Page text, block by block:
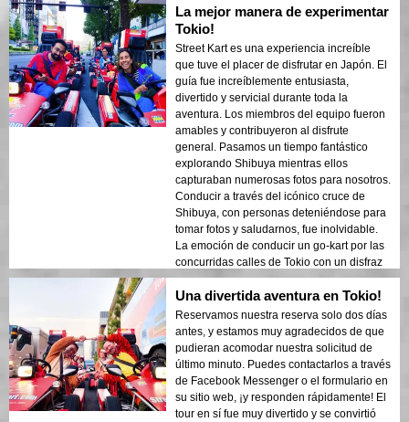
La mejor manera de experimentar
Tokio!
Street Kart es una experiencia increíble
que tuve el placer de disfrutar en Japón. El
guía fue increíblemente entusiasta,
divertido y servicial durante toda la
aventura. Los miembros del equipo fueron
amables y contribuyeron al disfrute
general. Pasamos un tiempo fantástico
explorando Shibuya mientras ellos
capturaban numerosas fotos para nosotros.
Conducir a través del icónico cruce de
Shibuya, con personas deteniéndose para
tomar fotos y saludarnos, fue inolvidable.
La emoción de conducir un go-kart por las
concurridas calles de Tokio con un disfraz
divertido fue algo único. ¡Ya estoy
deseando volver y revivir esta increíble
experiencia! El proceso de reserva fue
simple a través de Instagram o Facebook, y
el personal se aseguró de que todo saliera
bien. Si vienes del extranjero, no olvides tu
licencia de conducir internacional y
pasaporte; ¡asegúrate de prepararte con
anticipación!
Una divertida aventura en Tokio!
Reservamos nuestra reserva solo dos días
antes, y estamos muy agradecidos de que
pudieran acomodar nuestra solicitud de
último minuto. Puedes contactarlos a través
de Facebook Messenger o el formulario en
su sitio web, ¡y responden rápidamente! El
tour en sí fue muy divertido y se convirtió